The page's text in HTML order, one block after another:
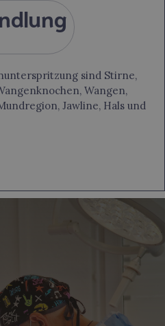
sind Stirne,
Wangen,
Jawline, Hals und